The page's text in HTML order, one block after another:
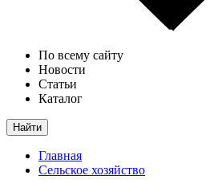
По всему сайту
Новости
Статьи
Каталог
Найти
Главная
Сельское хозяйство